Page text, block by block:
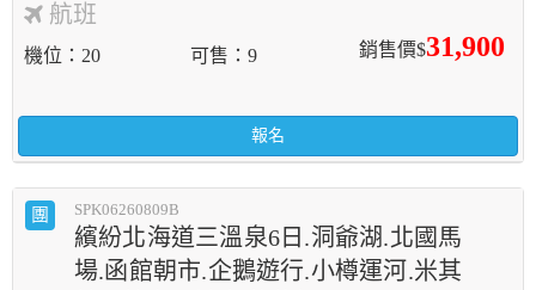
航班
銷售價$31,900
機位 20 可售 9
報名
團 SPK06260809B
繽紛北海道三溫泉6日.洞爺湖.北國馬
場.函館朝市.企鵝遊行.小樽運河.米其